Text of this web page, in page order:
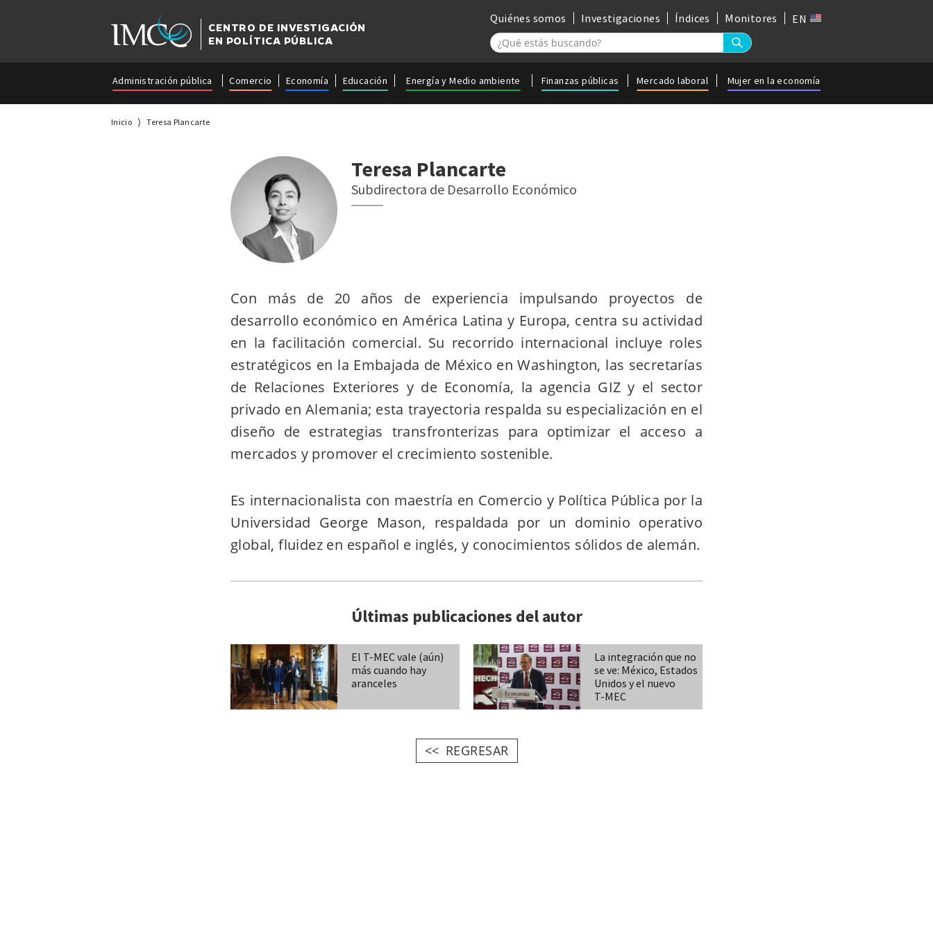
CENTRO DE INVESTIGACIÓN
EN POLÍTICA PÚBLICA
Quiénes somos Investigaciones Índices Monitores EN
Administración pública Comercio Economía Educación Energía y Medio ambiente Finanzas públicas Mercado laboral Mujer en la economía
Inicio Teresa Plancarte
Teresa Plancarte
Subdirectora de Desarrollo Económico
Con más de 20 años de experiencia impulsando proyectos de
desarrollo económico en América Latina y Europa, centra su actividad
en la facilitación comercial. Su recorrido internacional incluye roles
estratégicos en la Embajada de México en Washington, las secretarías
de Relaciones Exteriores y de Economía, la agencia GIZ y el sector
privado en Alemania; esta trayectoria respalda su especialización en el
diseño de estrategias transfronterizas para optimizar el acceso a
mercados y promover el crecimiento sostenible.
Es internacionalista con maestría en Comercio y Política Pública por la
Universidad George Mason, respaldada por un dominio operativo
global, fluidez en español e inglés, y conocimientos sólidos de alemán.
Últimas publicaciones del autor
El T-MECvale (aún)
más cuando hay
aranceles
La integración que no
se ve: México, Estados
Unidos y el nuevo
T-MEC
REGRESAR